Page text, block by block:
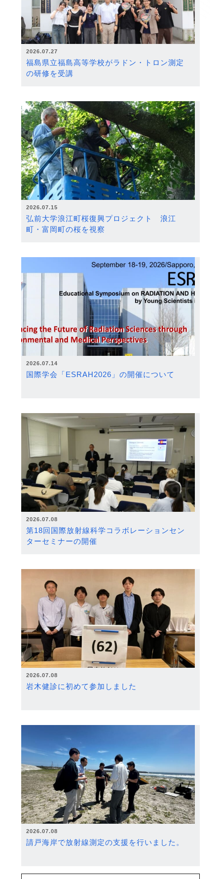
2026.07.27
福島県立福島高等学校がラドン・トロン測定
の研修を受講
2026.07.15
弘前大学浪江町桜復興プロジェクト 浪江
町・富岡町の桜を視察
2026.07.14
国際学会「ESRAH2026」の開催について
2026.07.08
第18回国際放射線科学コラボレーションセン
ターセミナーの開催
2026.07.08
岩木健診に初めて参加しました
2026.07.08
請戸海岸で放射線測定の支援を行いました。